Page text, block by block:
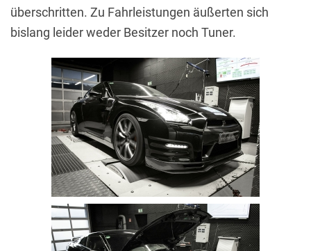
überschritten. Zu Fahrleistungen äußerten sich
bislang leider weder Besitzer noch Tuner.